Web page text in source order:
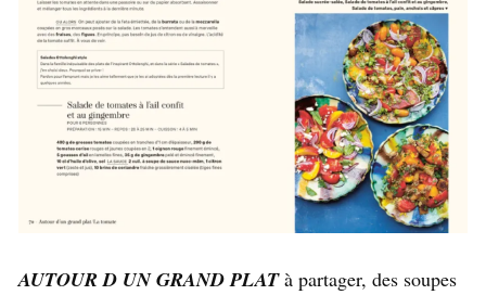
AUTOUR D UN GRAND PLATà partager, des soupes